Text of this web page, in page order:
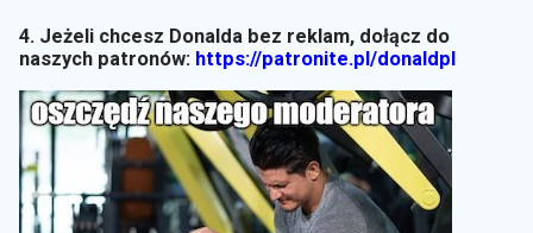
4. Jeżeli chcesz Donalda bez reklam, dołącz do
naszych patronów: https://patronite.pl/donaldpl